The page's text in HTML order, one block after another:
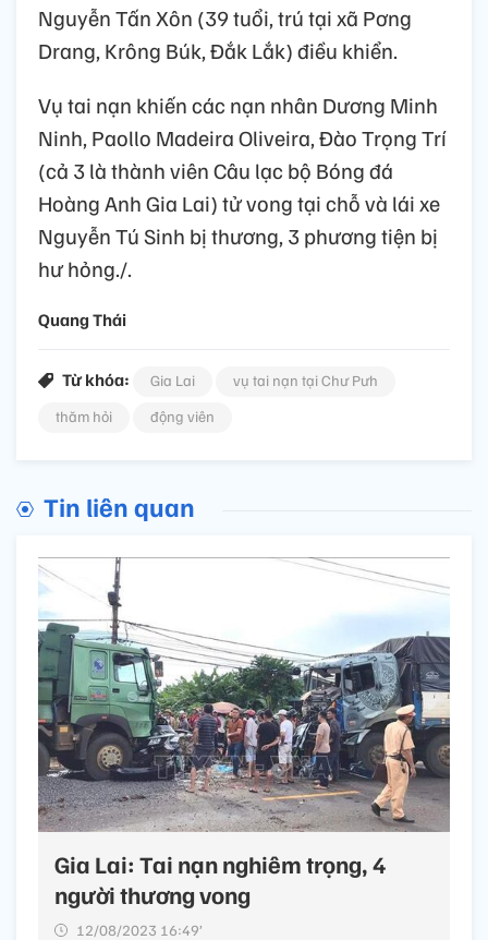
Nguyễn Tấn Xôn (39 tuổi, trú tại xã Pơng
Drang, Krông Búk, Đắk Lắk) điều khiển.
Vụ tai nạn khiến các nạn nhân Dương Minh
Ninh, Paollo Madeira Oliveira, Đào Trọng Trí
(cả 3 là thành viên Câu lạc bộ Bóng đá
Hoàng Anh Gia Lai) tử vong tại chỗ và lái xe
Nguyễn Tú Sinh bị thương, 3 phương tiện bị
hư hỏng./.
Quang Thái
Từ khóa: Gia Lai
vụ tai nạn tại Chư Pưh
thăm hỏi
động viên
Tin liên quan
Gia Lai: Tai nạn nghiêm trọng, 4
người thương vong
12/08/2023 16:49’